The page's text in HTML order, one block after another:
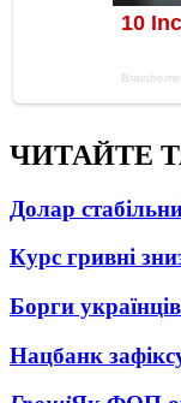
ЧИТАЙТЕ
Долар
Курс гривні
Борги
Нацбанк